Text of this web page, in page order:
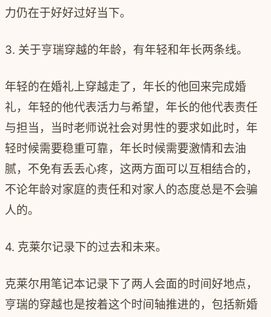
力仍在于好好过好当下。
3. 关于亨瑞穿越的年龄，有年轻和年长两条线。
年轻的在婚礼上穿越走了，年长的他回来完成婚
礼，年轻的他代表活力与希望，年长的他代表责任
与担当，当时老师说社会对男性的要求如此时，年
轻时候需要稳重可靠，年长时候需要激情和去油
腻，不免有丢丢心疼，这两方面可以互相结合的，
不论年龄对家庭的责任和对家人的态度总是不会骗
人的。
4. 克莱尔记录下的过去和未来。
克莱尔用笔记本记录下了两人会面的时间好地点，
亨瑞的穿越也是按着这个时间轴推进的，包括新婚